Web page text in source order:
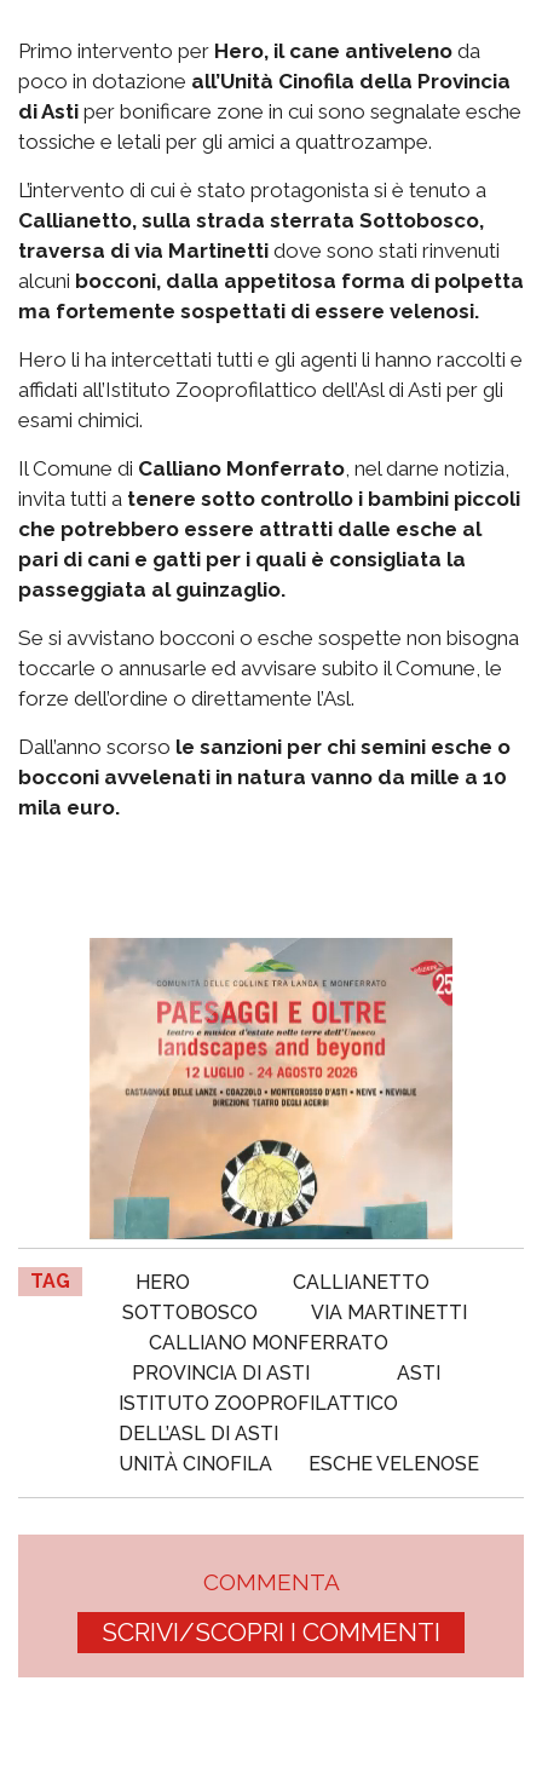
Primo intervento per Hero, il cane antiveleno da
poco in dotazione all’Unità Cinofila della Provincia
di Asti per bonificare zone in cui sono segnalate esche
tossiche e letali per gli amici a quattrozampe.
L’intervento di cui è stato protagonista si è tenuto a
Callianetto, sulla strada sterrata Sottobosco,
traversa di via Martinetti dove sono stati rinvenuti
alcuni bocconi, dalla appetitosa forma di polpetta
ma fortemente sospettati di essere velenosi.
Hero li ha intercettati tutti e gli agenti li hanno raccolti e
affidati all’Istituto Zooprofilattico dell’Asl di Asti per gli
esami chimici.
Il Comune di Calliano Monferrato, nel darne notizia,
invita tutti a tenere sotto controllo i bambini piccoli
che potrebbero essere attratti dalle esche al
pari di cani e gatti per i quali è consigliata la
passeggiata al guinzaglio.
Se si avvistano bocconi o esche sospette non bisogna
toccarle o annusarle ed avvisare subito il Comune, le
forze dell’ordine o direttamente l’Asl.
Dall’anno scorso le sanzioni per chi semini esche o
bocconi avvelenati in natura vanno da mille a 10
mila euro.
TAG HERO
CALLIANETTO
SOTTOBOSCO
VIA MARTINETTI
CALLIANO MONFERRATO
PROVINCIA DI ASTI
ASTI
ISTITUTO ZOOPROFILATTICO
DELL’ASL DI ASTI
UNITÀ CINOFILA
ESCHE VELENOSE
COMMENTA
SCRIVI/SCOPRI I COMMENTI